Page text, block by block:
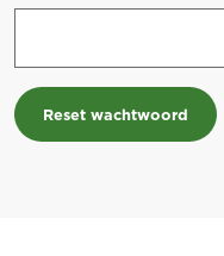
Reset wachtwoord